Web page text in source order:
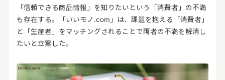
「信頼できる商品情報」を知りたいという「消費者」の不満
も存在する。「いいモノ.com」は、課題を抱える「消費者」
と「生産者」をマッチングされることで両者の不満を解消し
たいと立案した。